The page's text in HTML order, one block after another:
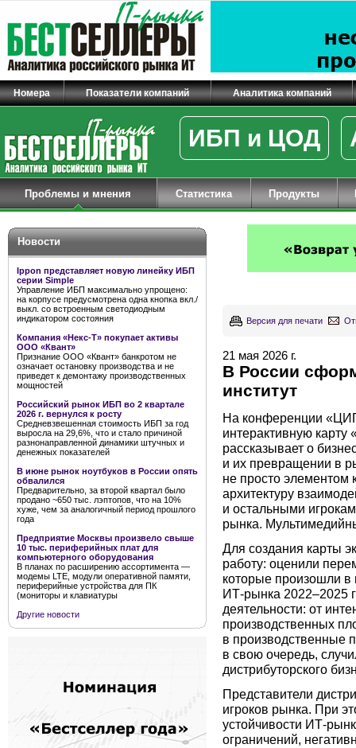
Номера Показатели компаний Аналитика компаний
ИБП и ЦОД
Проблемы и мнения Статистика Продукты
Новости
Ippon представляет новую линейку ИБП
серии Simple
Управление ИБП максимально упрощено:
на корпусе предусмотрена одна кнопка вкл./
выкл. со встроенным светодиодным
индикатором состояния
Компания «Некс-Т» покупает активы
ООО «Квант»
Признание ООО «Квант» банкротом не
означает остановку производства и не
приведет к демонтажу производственных
мощностей
Российский рынок ИБП во 2 квартале
2026 г. вернулся к росту
Средневзвешенная стоимость ИБП за год
выросла на 29,6%, что и стало причиной
разнонаправленной динамики штучных и
денежных показателей
В июне рынок ноутбуков в России опять
обвалился
Предварительно, за второй квартал было
продано ~650 тыс. лэптопов, что на 10%
хуже, чем за аналогичный период прошлого
года
Предприятие Москвы произвело свыше
10 тыс. периферийных плат для
компьютерного оборудования
В планах по расширению ассортимента —
модемы LTE, модули оперативной памяти,
периферийные устройства для ПК
(мониторы и клавиатуры
Другие новости
Версия для печати
21 мая 2026 г.
В России
институт
На конференции
интерактивную
рассказывает о
и их превращении в
не просто элементом
архитектуру
и остальными
рынка.
Для создания карты
работу: оценили
которые произошли в
ИТ-рынка 2022–2025
деятельности: от
производственных
в производственные
в свою очередь,
дистрибуторского
Представители
игроков рынка. При
устойчивости ИТ-
ограничений,